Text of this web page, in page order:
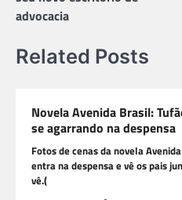
advocacia
Related Posts
Novela Avenida Brasil:
se agarrando na despensa
Fotos de cenas da novela
entra na despensa e vê os pais
vê.(